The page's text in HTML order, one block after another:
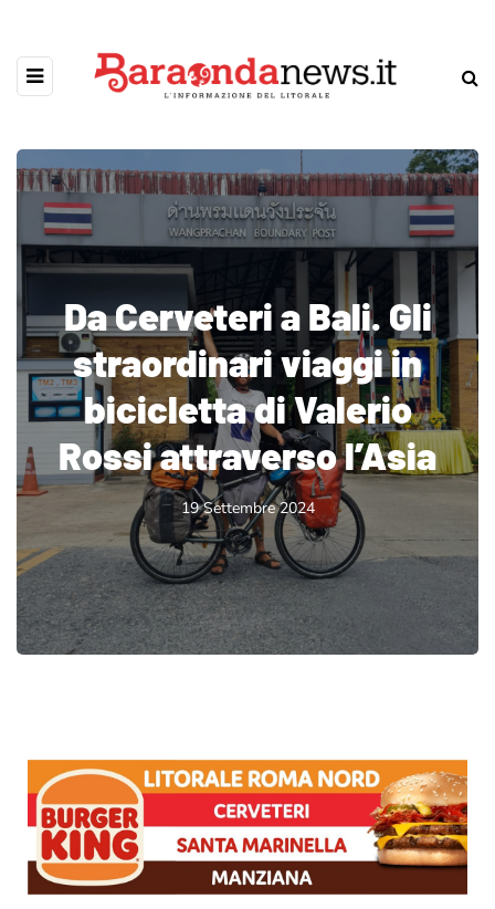
Da Cerveteri a Bali. Gli
straordinari viaggi in
bicicletta di Valerio
Rossi attraverso l’Asia
19 Settembre 2024